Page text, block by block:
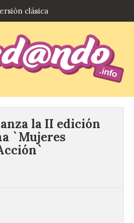
clásica
la II edición
`Mujeres